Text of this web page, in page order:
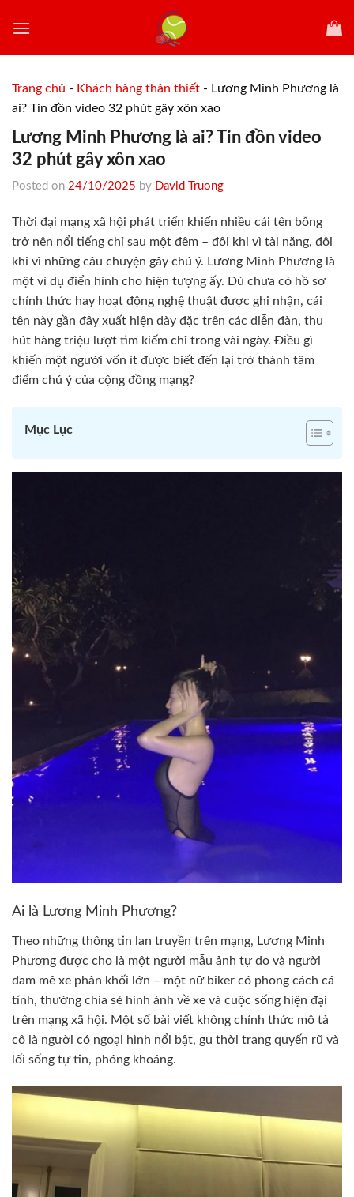
Trang chủ - Khách hàng thân thiết - Lương Minh Phương là
ai? Tin đồn video 32 phút gây xôn xao
Lương Minh Phương là ai? Tin đồn video
32 phút gây xôn xao
Posted on 24/10/2025 by David Truong
Thời đại mạng xã hội phát triển khiến nhiều cái tên bỗng
trở nên nổi tiếng chỉ sau một đêm – đôi khi vì tài năng, đôi
khi vì những câu chuyện gây chú ý. Lương Minh Phương là
một ví dụ điển hình cho hiện tượng ấy. Dù chưa có hồ sơ
chính thức hay hoạt động nghệ thuật được ghi nhận, cái
tên này gần đây xuất hiện dày đặc trên các diễn đàn, thu
hút hàng triệu lượt tìm kiếm chỉ trong vài ngày. Điều gì
khiến một người vốn ít được biết đến lại trở thành tâm
điểm chú ý của cộng đồng mạng?
Mục Lục
Ai là Lương Minh Phương?
Theo những thông tin lan truyền trên mạng, Lương Minh
Phương được cho là một người mẫu ảnh tự do và người
đam mê xe phân khối lớn – một nữ biker có phong cách cá
tính, thường chia sẻ hình ảnh về xe và cuộc sống hiện đại
trên mạng xã hội. Một số bài viết không chính thức mô tả
cô là người có ngoại hình nổi bật, gu thời trang quyến rũ và
lối sống tự tin, phóng khoáng.